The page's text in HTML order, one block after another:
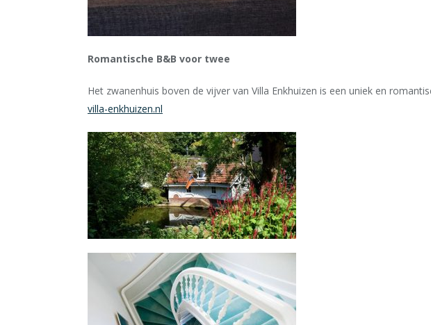
Romantische B&B voor twee
Het zwanenhuis boven de vijver van Villa Enkhuizen is een uniek en
villa-enkhuizen.nl